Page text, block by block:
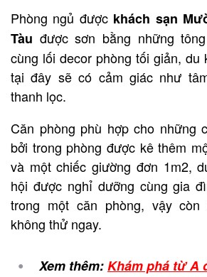
Phòng ngủ được khách sạn
Tàu được sơn bằng những
cùng lối decor phòng tối giản, du
tại đây sẽ có cảm giác như
thanh lọc.
Căn phòng phù hợp cho những
bởi trong phòng được kê thêm
và một chiếc giường đơn 1m2,
hội được nghỉ dưỡng cùng gia
trong một căn phòng, vậy
không thử ngay.
Xem thêm:Khám phá từ A